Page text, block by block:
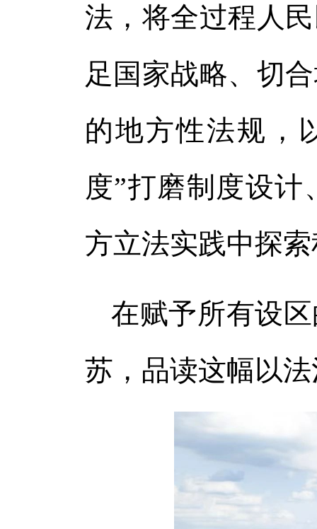
法，将全过程人
足国家战略、切
的地方性法规，
度”打磨制度设
方立法实践中探
在赋予所有设
苏，品读这幅以